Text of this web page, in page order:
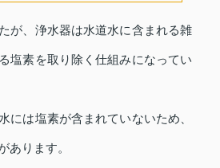
が、浄水器は水道水に含まれる雑
塩素を取り除く仕組みになってい
には塩素が含まれていないため、
あります。